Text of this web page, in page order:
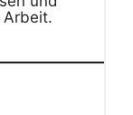
Arbeit.